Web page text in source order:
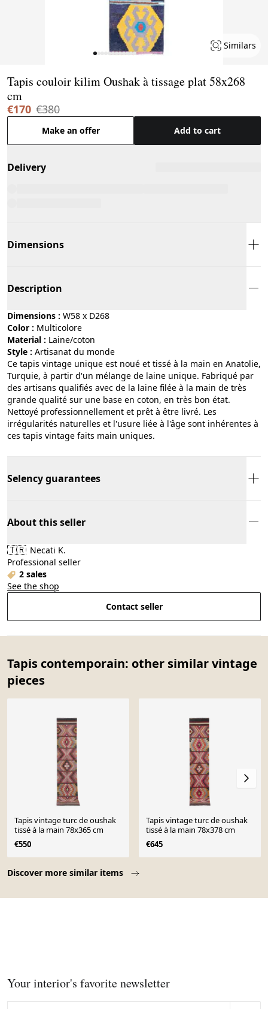
Similars
Tapis couloir kilim Oushak à tissage plat 58x268
cm
€170 €380
Make an offer Add to cart
Delivery
Dimensions
Description
Dimensions : W58 x D268
Color :
multicolore
Material :
laine/coton
Style :
artisanat du monde
Ce tapis vintage unique est noué et tissé à la main en Anatolie,
Turquie, à partir d'un mélange de laine unique. Fabriqué par
des artisans qualifiés avec de la laine filée à la main de très
grande qualité sur une base en coton, en très bon état.
Nettoyé professionnellement et prêt à être livré. Les
irrégularités naturelles et l'usure liée à l'âge sont inhérentes à
ces tapis vintage faits main uniques.
Selency guarantees
About this seller
🇹🇷 Necati K.
Professional seller
2 sales
See the shop
Contact seller
Tapis contemporain: other similar vintage
pieces
Discover more similar items
Tapis vintage turc de oushak
tissé à la main 78x365 cm
€550
Tapis vintage turc de oushak
tissé à la main 78x378 cm
€645
Your interior's favorite newsletter